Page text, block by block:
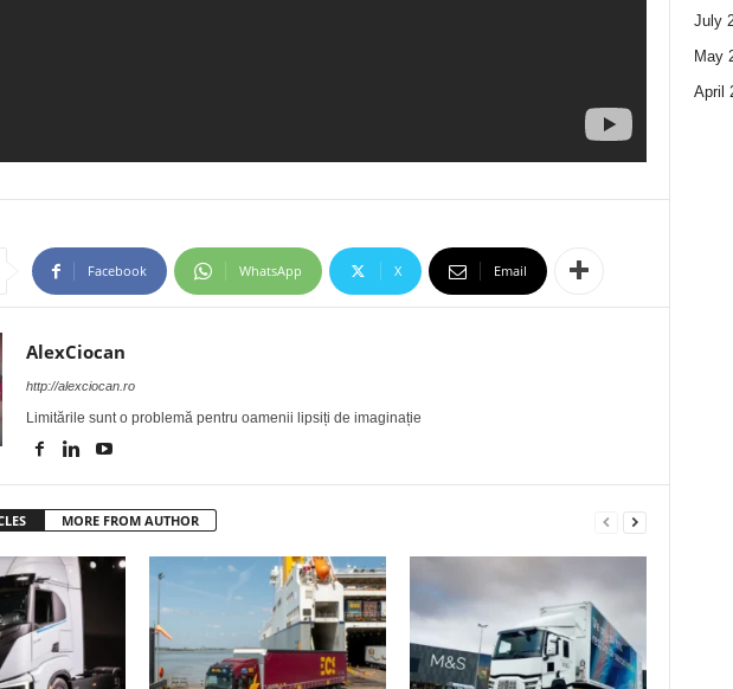
Facebook WhatsApp X Email
AlexCiocan
http://alexciocan.ro
Limitările sunt o problemă pentru oamenii lipsiți de imaginație
MORE FROM AUTHOR
July
May
April